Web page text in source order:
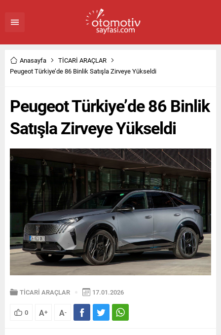
Anasayfa
TİCARİ ARAÇLAR
Peugeot Türkiye’de 86 Binlik Satışla Zirveye Yükseldi
Peugeot Türkiye’de 86 Binlik
Satışla Zirveye Yükseldi
TİCARİ ARAÇLAR 17.01.2026
0 A+ A-